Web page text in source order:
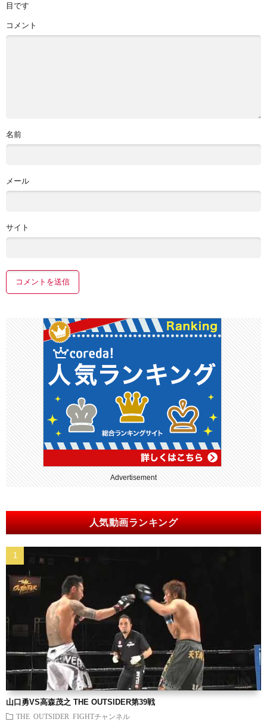
目です
コメント
名前
メール
サイト
Advertisement
人気動画ランキング
山口勇VS高森茂之 THE OUTSIDER第39戦
THE OUTSIDER FIGHTチャンネル